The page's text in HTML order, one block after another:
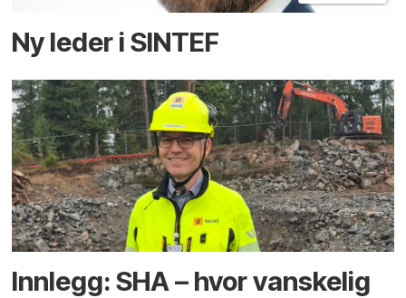
Ny leder i SINTEF
Innlegg: SHA – hvor vanskelig